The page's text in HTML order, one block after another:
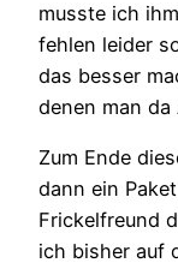
musste ich
fehlen leider
das besser
denen man
Zum Ende
dann ein
Frickelfreund
ich bisher auf